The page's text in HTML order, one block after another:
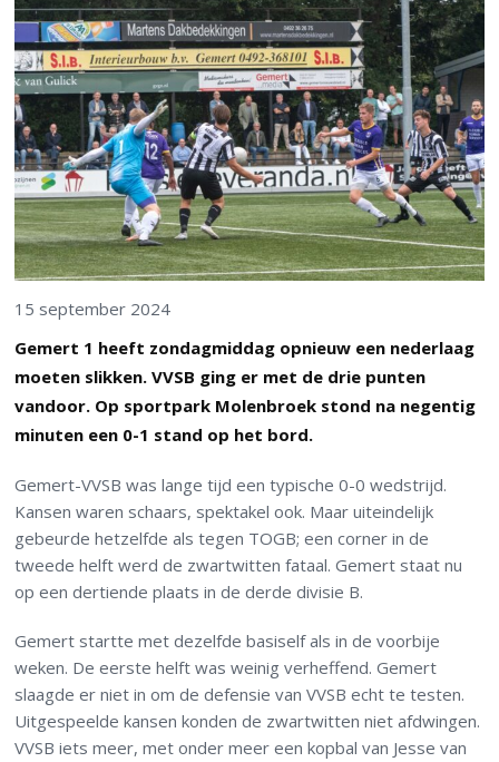
15 september 2024
Gemert 1 heeft zondagmiddag opnieuw een nederlaag
moeten slikken. VVSB ging er met de drie punten
vandoor. Op sportpark Molenbroek stond na negentig
minuten een 0-1 stand op het bord.
Gemert-VVSB was lange tijd een typische 0-0 wedstrijd.
Kansen waren schaars, spektakel ook. Maar uiteindelijk
gebeurde hetzelfde als tegen TOGB; een corner in de
tweede helft werd de zwartwitten fataal. Gemert staat nu
op een dertiende plaats in de derde divisie B.
Gemert startte met dezelfde basiself als in de voorbije
weken. De eerste helft was weinig verheffend. Gemert
slaagde er niet in om de defensie van VVSB echt te testen.
Uitgespeelde kansen konden de zwartwitten niet afdwingen.
VVSB iets meer, met onder meer een kopbal van Jesse van